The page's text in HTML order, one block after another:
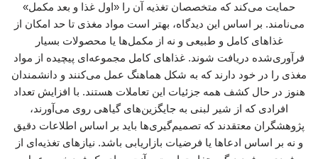
حمایت می‌کند که متخصصان تغذیه آن را «اول غذا و بعد مکمل»
می‌نامند. بر اساس این دیدگاه، بهتر است مواد مغذی تا حد امکان از
غذاهای کامل و طبیعی و نه از مکمل‌ها یا محصولات بسیار
فرآوری‌شده دریافت شوند. غذاهای کامل مجموعه‌ای پیچیده از مواد
مغذی را در خود دارند که به شکل هماهنگ عمل می‌کنند و دانشمندان
هنوز در حال کشف همه جزئیات این تعاملات هستند. با افزایش تعداد
افرادی که از شیر لبنی به جایگزین‌های گیاهی روی می‌آورند،
پژوهشگران معتقدند که تصمیم‌گیری‌ها باید بر اساس اطلاعات دقیق
و نه بر اساس ادعاها یا فرضیات بازاریابی باشد. نیازهای تغذیه‌ای از